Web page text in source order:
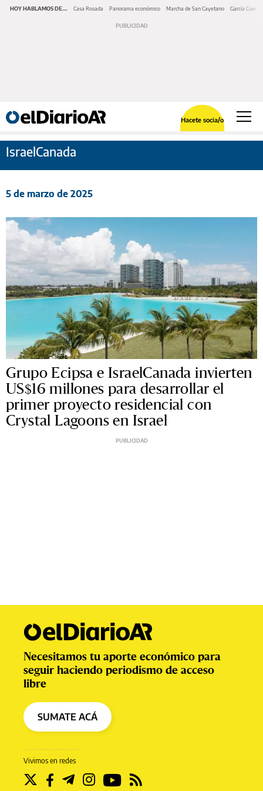
HOY HABLAMOS DE... Casa Rosada Panorama económico Marcha de San Cayetano García Cuerva
Hacete socia/o
IsraelCanada
5 de marzo de 2025
Grupo Ecipsa e IsraelCanada invierten
US$16 millones para desarrollar el
primer proyecto residencial con
Crystal Lagoons en Israel
Vivimos en redes
Necesitamos tu aporte económico para
seguir haciendo periodismo de acceso
libre
SUMATE ACÁ